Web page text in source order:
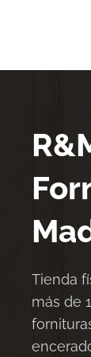
Tienda
más de